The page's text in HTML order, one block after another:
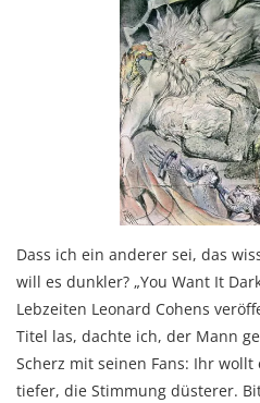
Dass ich ein anderer sei, das
will es dunkler? „You Want It
Lebzeiten Leonard Cohens
Titel las, dachte ich, der Mann
Scherz mit seinen Fans: Ihr
tiefer, die Stimmung düsterer.